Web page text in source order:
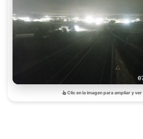
Clic en la imagen para ampliar y ver